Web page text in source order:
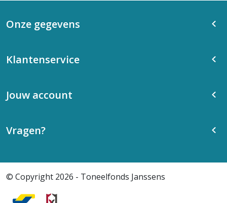
Onze gegevens
Klantenservice
Jouw account
Vragen?
© Copyright 2026 - Toneelfonds Janssens